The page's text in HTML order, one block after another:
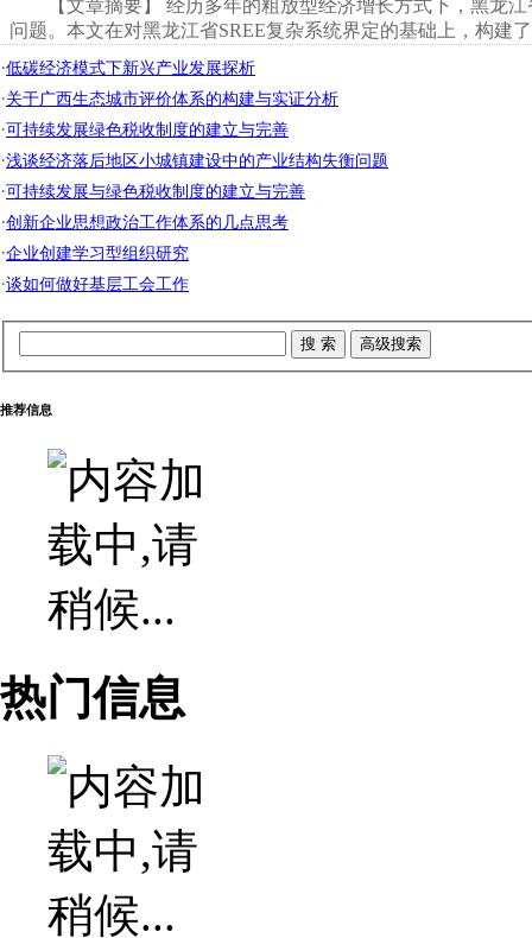
【文章摘要】 经历多年的粗放型经济增长方式下，黑龙
问题。本文在对黑龙江省SREE复杂系统界定的基础上，构建
·低碳经济模式下新兴产业发展探析
·关于广西生态城市评价体系的构建与实证分析
·可持续发展绿色税收制度的建立与完善
·浅谈经济落后地区小城镇建设中的产业结构失衡问题
·可持续发展与绿色税收制度的建立与完善
·创新企业思想政治工作体系的几点思考
·企业创建学习型组织研究
·谈如何做好基层工会工作
推荐信息
热门信息